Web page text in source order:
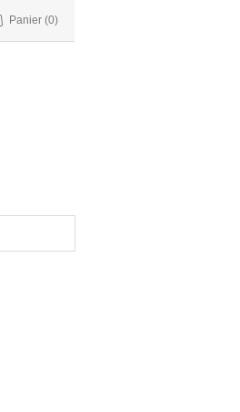
Panier (0)